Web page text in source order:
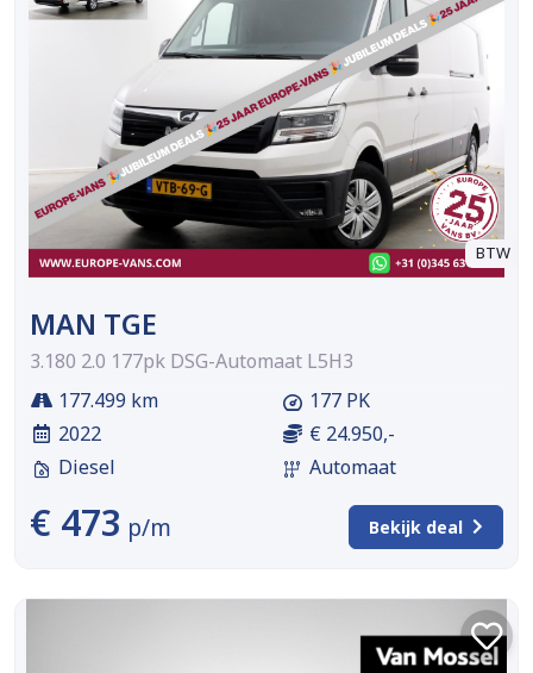
BTW
MAN TGE
3.180 2.0 177pk DSG-Automaat L5H3
177.499 km
2022
Diesel
177 PK
€ 24.950,-
Automaat
€ 473 p/m Bekijk deal